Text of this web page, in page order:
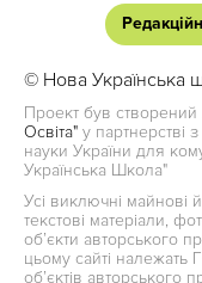
© Нова Українська
Проект був створений
Освіта" у партнерстві з
науки України для
Українська Школа"
Усі виключні майнові
текстові матеріали,
об’єкти авторського
цьому сайті належать
об’єктів авторського